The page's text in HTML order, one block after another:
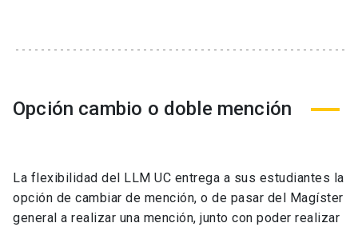
Opción cambio o doble mención
La flexibilidad del LLM UC entrega a sus estudiantes la
opción de cambiar de mención, o de pasar del Magíster
general a realizar una mención, junto con poder realizar